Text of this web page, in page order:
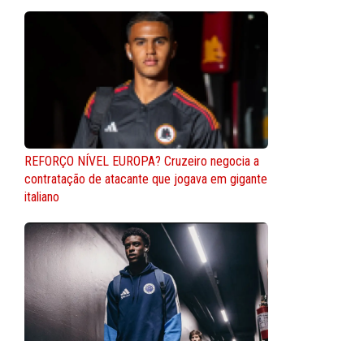
REFORÇO NÍVEL EUROPA? Cruzeiro negocia a
contratação de atacante que jogava em gigante
italiano